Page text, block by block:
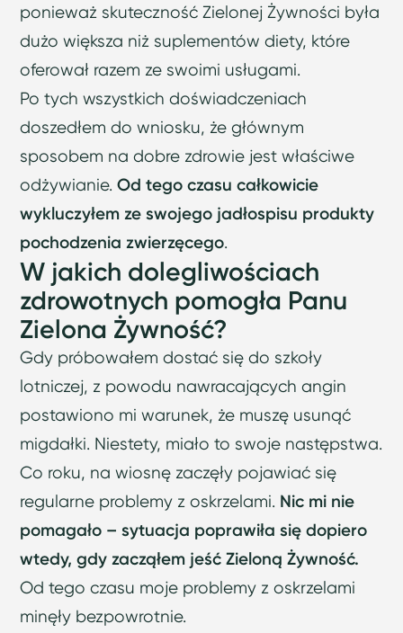
ponieważ skuteczność Zielonej Żywności była
dużo większa niż suplementów diety, które
oferował razem ze swoimi usługami.
Po tych wszystkich doświadczeniach
doszedłem do wniosku, że głównym
sposobem na dobre zdrowie jest właściwe
odżywianie.Od tego czasu całkowicie
wykluczyłem ze swojego jadłospisu produkty
pochodzenia zwierzęcego.
W jakich dolegliwościach
zdrowotnych pomogła Panu
Zielona Żywność?
Gdy próbowałem dostać się do szkoły
lotniczej, z powodu nawracających angin
postawiono mi warunek, że muszę usunąć
migdałki. Niestety, miało to swoje następstwa.
Co roku, na wiosnę zaczęły pojawiać się
regularne problemy z oskrzelami. Nic mi nie
pomagało – sytuacja poprawiła się dopiero
wtedy, gdy zacząłem jeść Zieloną Żywność.
Od tego czasu moje problemy z oskrzelami
minęły bezpowrotnie.